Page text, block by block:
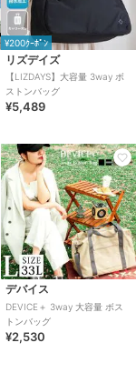
¥200ｸｰﾎﾟﾝ
リズデイズ
【LIZDAYS】大容量 3way ボ
ストンバッグ
¥5,489
デバイス
DEVICE＋ 3way 大容量 ボス
トンバッグ
¥2,530